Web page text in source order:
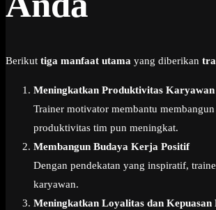
Berikut tiga manfaat utama yang diberikan
Meningkatkan Produktivitas Karyawan
Trainer motivator membantu
produktivitas tim pun meningkat.
Membangun Budaya Kerja Positif
Dengan pendekatan yang inspiratif,
karyawan.
Meningkatkan Loyalitas dan